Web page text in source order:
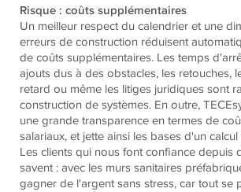
Risque : coûts supplémentaires
Un meilleur respect du calendrier et une
erreurs de construction réduisent
de coûts supplémentaires. Les temps
ajouts dus à des obstacles, les retouches,
retard ou même les litiges juridiques sont
construction de systèmes. En outre,
une grande transparence en termes de
salariaux, et jette ainsi les bases d'un
Les clients qui nous font confiance depuis
savent : avec les murs sanitaires
gagner de l'argent sans stress, car tout se